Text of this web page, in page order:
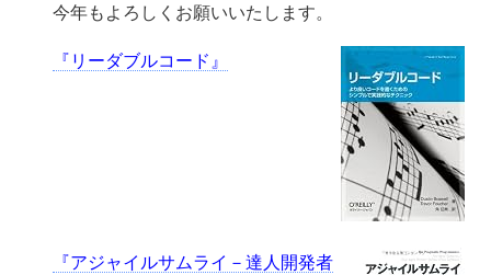
今年もよろしくお願いいたします。
『リーダブルコード』
『アジャイルサムライ－達人開発者